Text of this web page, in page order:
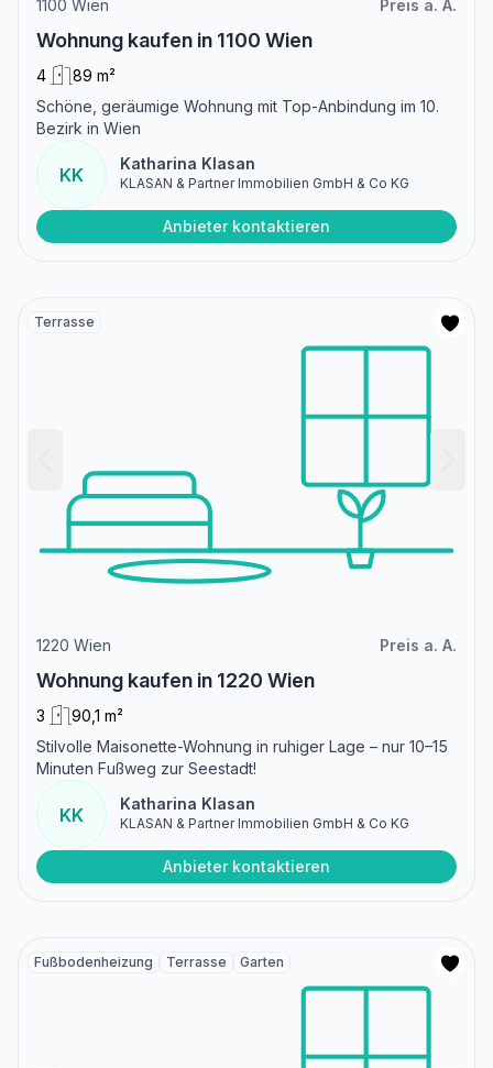
1100 Wien Preis a. A.
Wohnung kaufen in 1100 Wien
4
89 m²
Schöne, geräumige Wohnung mit Top-Anbindung im 10.
Bezirk in Wien
KK
Katharina Klasan
KLASAN & Partner Immobilien GmbH & Co KG
Anbieter kontaktieren
Terrasse
1220 Wien Preis a. A.
Wohnung kaufen in 1220 Wien
3
90,1 m²
Stilvolle Maisonette-Wohnung in ruhiger Lage – nur 10–15
Minuten Fußweg zur Seestadt!
KK
Katharina Klasan
KLASAN & Partner Immobilien GmbH & Co KG
Anbieter kontaktieren
Fußbodenheizung Terrasse Garten